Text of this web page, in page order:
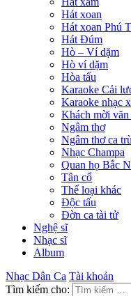
Hát xoan
Hát xoan Phú
Hát Đúm
Hò – Ví dặm
Hò ví dặm
Hòa tấu
Karaoke Cải
Karaoke nhạc
Khách mời văn
Ngâm thơ
Ngâm thơ ca trù
Nhạc Champa
Quan họ Bắc
Tân cổ
Thể loại khác
Độc tấu
Đờn ca tài tử
Nghệ sĩ
Nhạc sĩ
Album
Nhạc Dân Ca Tài khoản
Tìm kiếm cho: